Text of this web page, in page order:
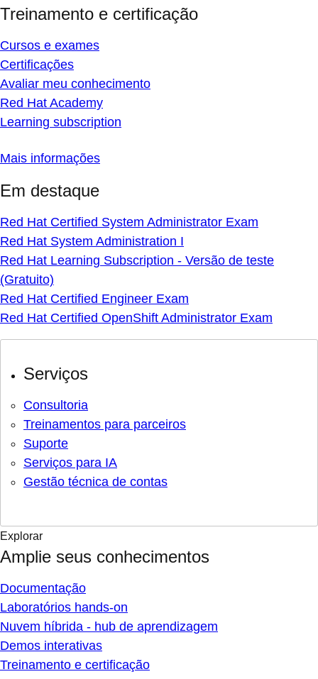
Treinamento e certificação
Cursos e exames
Certificações
Avaliar meu conhecimento
Red Hat Academy
Learning subscription
Mais informações
Em destaque
Red Hat Certified System Administrator Exam
Red Hat System Administration I
Red Hat Learning Subscription - Versão de teste
(Gratuito)
Red Hat Certified Engineer Exam
Red Hat Certified OpenShift Administrator Exam
Serviços
Consultoria
Treinamentos para parceiros
Suporte
Serviços para IA
Gestão técnica de contas
Explorar
Amplie seus conhecimentos
Documentação
Laboratórios hands-on
Nuvem híbrida - hub de aprendizagem
Demos interativas
Treinamento e certificação